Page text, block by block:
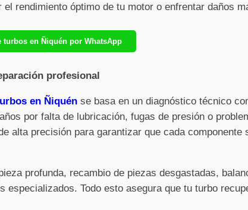
rendimiento óptimo de tu motor o enfrentar daños
en Ñiquén por WhatsApp
profesional
en Ñiquén se basa en un diagnóstico técnico
por falta de lubricación, fugas de presión o
alta precisión para garantizar que cada componente
profunda, recambio de piezas desgastadas,
especializados. Todo esto asegura que tu turbo